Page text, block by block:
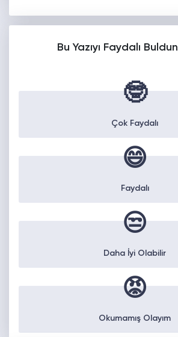
Bu Yazıyı Faydalı
🤓
Çok Faydalı
😄
Faydalı
😒
Daha İyi Olabilir
😡
Okumamış Olayım